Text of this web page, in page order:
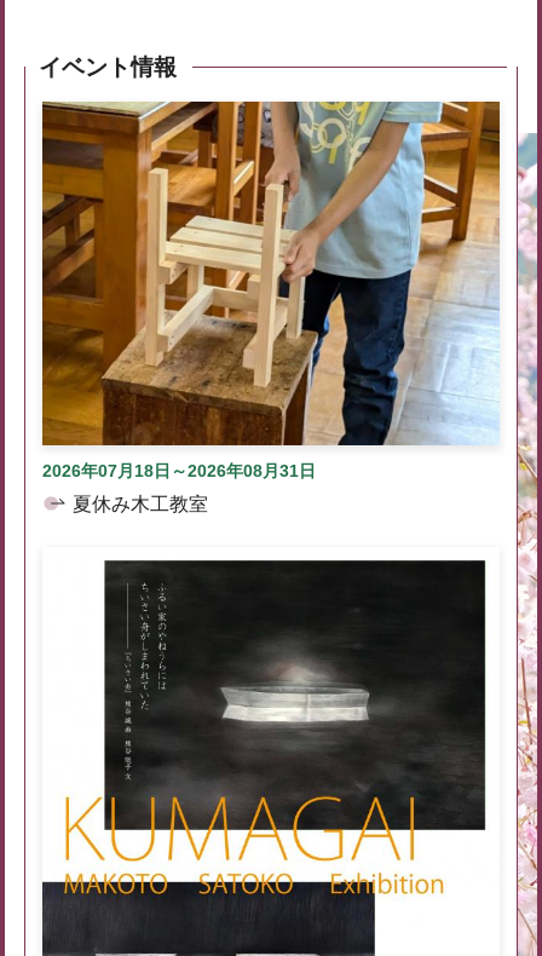
イベント情報
2026年07月18日～2026年08月31日
夏休み木工教室